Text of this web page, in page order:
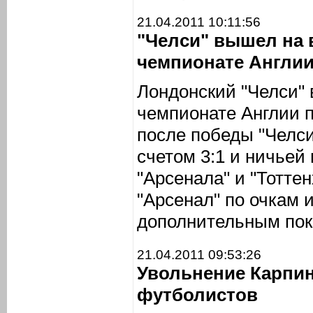
21.04.2011 10:11:56
"Челси" вышел на
чемпионате
Лондонский
чемпионате Англии
после победы
счетом 3:1 и ничьей
"Арсенала" и
"Арсенал" по очкам
дополнительным
21.04.2011 09:53:26
Увольнение
футболистов